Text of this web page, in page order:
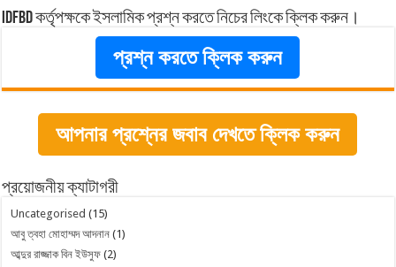
idfbd কর্তৃপক্ষকে ইসলামিক প্রশ্ন করতে নিচের লিংকে ক্লিক করুন।
প্রশ্ন করতে ক্লিক করুন
আপনার প্রশ্নের জবাব দেখতে ক্লিক করুন
প্রয়োজনীয় ক্যাটাগরী
Uncategorised (15)
আবু ত্বহা মোহাম্মদ আদনান (1)
আব্দুর রাজ্জাক বিন ইউসুফ (2)